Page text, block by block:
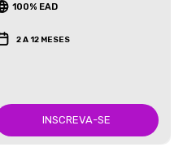
100% EAD
2 A 12 MESES
INSCREVA-SE